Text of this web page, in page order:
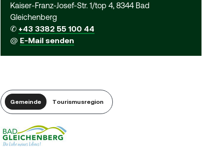
Kaiser-Franz-Josef-Str. 1/top 4, 8344 Bad
Gleichenberg
✆ +43 3382 55 100 44
@ E-Mail senden
Gemeinde Tourismusregion